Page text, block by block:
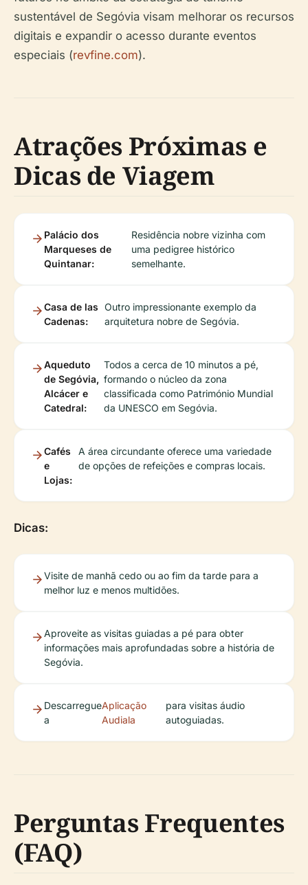
sustentável de Segóvia visam melhorar os recursos
digitais e expandir o acesso durante eventos
especiais (revfine.com).
Atrações Próximas e
Dicas de Viagem
Palácio dos
Marqueses de
Quintanar:
Residência nobre vizinha com
uma pedigree histórico
semelhante.
Casa de las
Cadenas:
Outro impressionante exemplo da
arquitetura nobre de Segóvia.
Aqueduto
de Segóvia,
Alcácer e
Catedral:
Todos a cerca de 10 minutos a pé,
formando o núcleo da zona
classificada como Património Mundial
da UNESCO em Segóvia.
Cafés
e
Lojas:
A área circundante oferece uma variedade
de opções de refeições e compras locais.
Dicas:
Visite de manhã cedo ou ao fim da tarde para a
melhor luz e menos multidões.
Aproveite as visitas guiadas a pé para obter
informações mais aprofundadas sobre a história de
Segóvia.
Descarregue
a
Aplicação
Audiala
para visitas áudio
autoguiadas.
Perguntas Frequentes
(FAQ)